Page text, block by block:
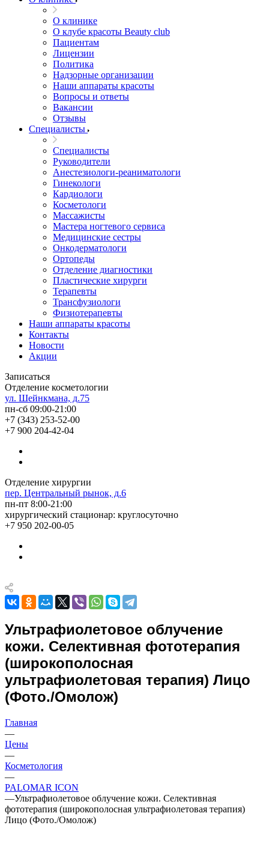
О клинике
О клубе красоты Beauty club
Пациентам
Лицензии
Политика
Надзорные организации
Наши аппараты красоты
Вопросы и ответы
Вакансии
Отзывы
Специалисты
Специалисты
Руководители
Анестезиологи-реаниматологи
Гинекологи
Кардиологи
Косметологи
Массажисты
Мастера ногтевого сервиса
Медицинские сестры
Онкодерматологи
Ортопеды
Отделение диагностики
Пластические хирурги
Терапевты
Трансфузиологи
Физиотерапевты
Наши аппараты красоты
Контакты
Новости
Акции
Записаться
Отделение косметологии
ул. Шейнкмана, д.75
пн-сб 09:00-21:00
+7 (343) 253-52-00
+7 900 204-42-04
Отделение хирургии
пер. Центральный рынок, д.6
пн-пт 8:00-21:00
хирургический стационар: круглосуточно
+7 950 202-00-05
Ультрафиолетовое облучение
кожи. Селективная фототерапия
(широкополосная
ультрафиолетовая терапия) Лицо
(Фото./Омолож)
Главная
—
Цены
—
Косметология
—
PALOMAR ICON
—Ультрафиолетовое облучение кожи. Селективная
фототерапия (широкополосная ультрафиолетовая терапия)
Лицо (Фото./Омолож)